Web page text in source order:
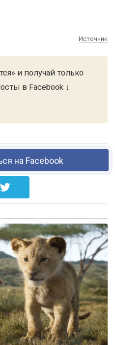
Источник
и получай только
в Facebook ↓
на Facebook